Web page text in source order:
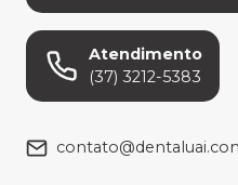
Atendimento
(37) 3212-5383